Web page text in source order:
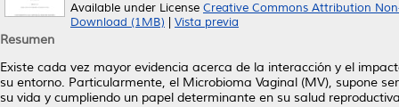
Available under License Creative Commons Attribution
Download (1MB)
Vista previa
Resumen
Existe cada vez mayor evidencia acerca de la interacción y el
su entorno. Particularmente, el Microbioma Vaginal (MV), supone
su vida y cumpliendo un papel determinante en su salud